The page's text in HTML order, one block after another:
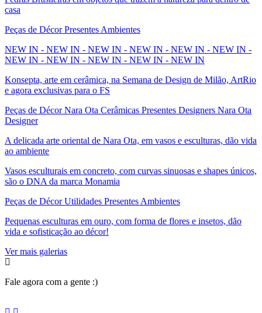
casa
Peças de Décor Presentes Ambientes
NEW IN - NEW IN - NEW IN - NEW IN - NEW IN - NEW IN -
NEW IN - NEW IN - NEW IN - NEW IN - NEW IN
Konsepta, arte em cerâmica, na Semana de Design de Milão, ArtRio
e agora exclusivas para o FS
Peças de Décor Nara Ota Cerâmicas Presentes Designers Nara Ota
Designer
A delicada arte oriental de Nara Ota, em vasos e esculturas, dão vida
ao ambiente
Vasos esculturais em concreto, com curvas sinuosas e shapes únicos,
são o DNA da marca Monamia
Peças de Décor Utilidades Presentes Ambientes
Pequenas esculturas em ouro, com forma de flores e insetos, dão
vida e sofisticação ao décor!
Ver mais galerias
Fale agora com a gente :)